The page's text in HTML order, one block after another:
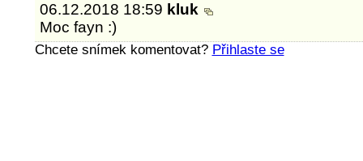
06.12.2018 18:59 kluk
Moc fayn :)
Chcete snímek komentovat? Přihlaste se